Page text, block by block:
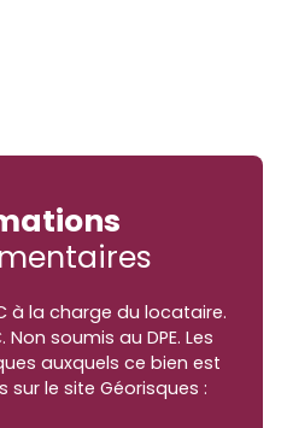
à la charge du locataire.
soumis au DPE. Les
auxquels ce bien est
le site Géorisques :